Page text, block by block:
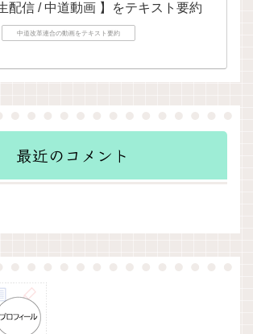
配信 / 中道動画 】をテキスト要約
中道改革連合の動画をテキスト要約
最近のコメント